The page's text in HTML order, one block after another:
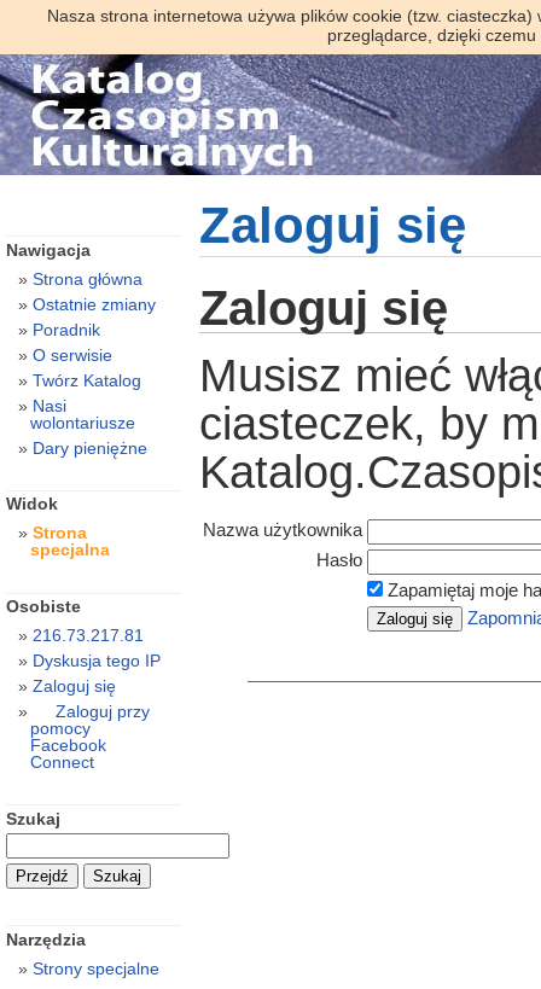
Nasza strona internetowa używa plików cookie (tzw.
przeglądarce, dzięki
Zaloguj się
Zaloguj się
Musisz mieć
ciasteczek, by
Nazwa użytkownika
Hasło
Zapamiętaj moje
Nawigacja
Strona główna
Ostatnie zmiany
Poradnik
O serwisie
Twórz Katalog
Nasi
wolontariusze
Dary pieniężne
Widok
Strona
specjalna
Osobiste
216.73.217.81
Dyskusja tego IP
Zaloguj się
Zaloguj przy
pomocy
Facebook
Connect
Szukaj
Narzędzia
Strony specjalne